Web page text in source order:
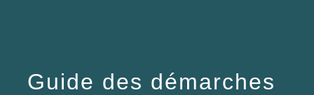
Guide des démarches